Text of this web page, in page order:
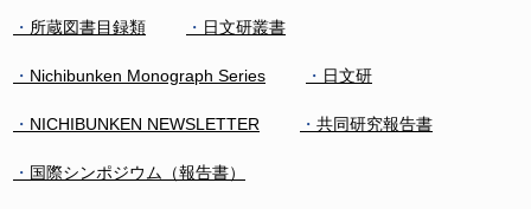
所蔵図書目録類 日文研叢書
Nichibunken Monograph Series 日文研
NICHIBUNKEN NEWSLETTER 共同研究報告書
国際シンポジウム（報告書）